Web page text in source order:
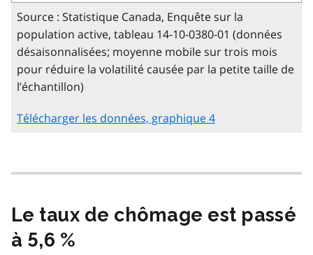
Source : Statistique Canada, Enquête sur la
population active, tableau 14-10-0380-01 (données
désaisonnalisées; moyenne mobile sur trois mois
pour réduire la volatilité causée par la petite taille de
l’échantillon)
Télécharger les données, graphique 4
Le taux de chômage est passé
à 5,6 %